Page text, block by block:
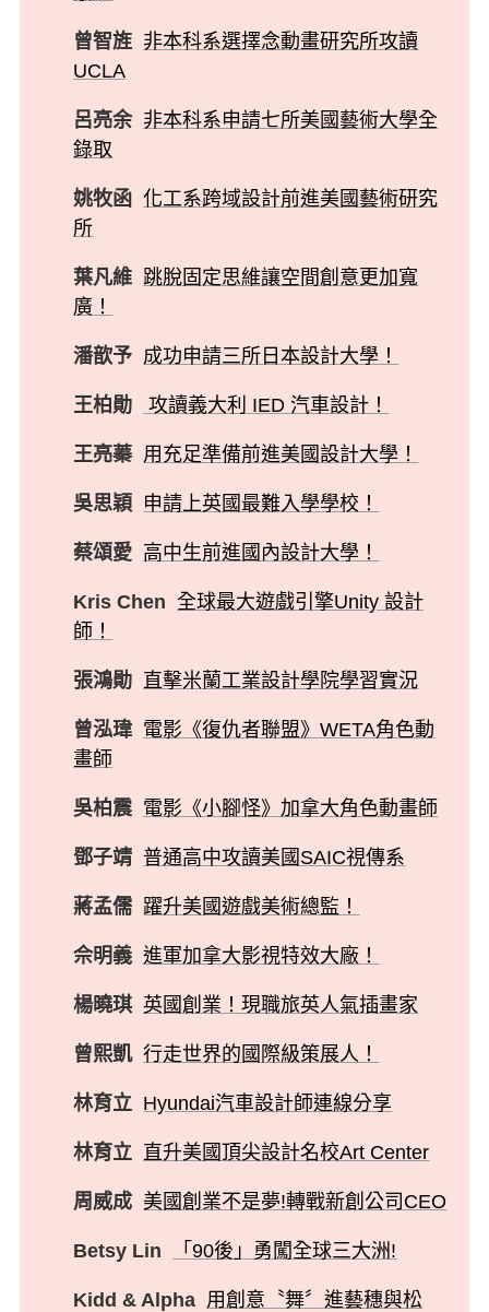
曾智旌 非本科系選擇念動畫研究所攻讀
UCLA
呂亮余 非本科系申請七所美國藝術大學全
錄取
姚牧函 化工系跨域設計前進美國藝術研究
所
葉凡維 跳脫固定思維讓空間創意更加寬
廣！
潘歆予 成功申請三所日本設計大學！
王柏勛 攻讀義大利 IED 汽車設計！
王亮蓁 用充足準備前進美國設計大學！
吳思穎 申請上英國最難入學學校！
蔡頌愛 高中生前進國內設計大學！
Kris Chen 全球最大遊戲引擎Unity 設計
師！
張鴻勛 直擊米蘭工業設計學院學習實況
曾泓瑋 電影《復仇者聯盟》WETA角色動
畫師
吳柏震 電影《小腳怪》加拿大角色動畫師
鄧子靖 普通高中攻讀美國SAIC視傳系
蔣孟儒 躍升美國遊戲美術總監！
佘明義 進軍加拿大影視特效大廠！
楊曉琪 英國創業！現職旅英人氣插畫家
曾熙凱 行走世界的國際級策展人！
林育立 Hyundai汽車設計師連線分享
林育立 直升美國頂尖設計名校Art Center
周威成 美國創業不是夢!轉戰新創公司CEO
Betsy Lin 「90後」勇闖全球三大洲!
Kidd & Alpha 用創意〝舞〞進藝穗與松